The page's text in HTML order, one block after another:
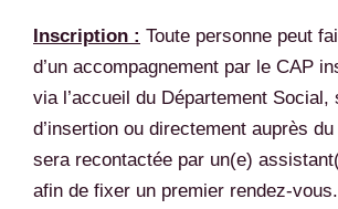
Inscription : Toute personne peut
d’un accompagnement par le CAP
via l’accueil du Département Social,
d’insertion ou directement auprès
sera recontactée par un(e)
afin de fixer un premier rendez-vous.